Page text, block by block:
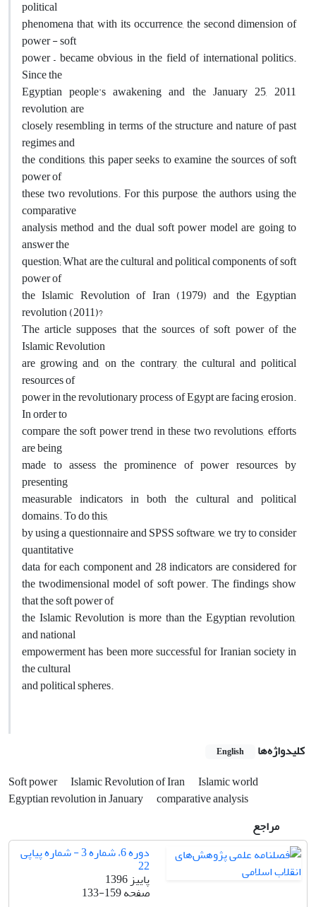
political
phenomena that, with its occurrence, the second dimension of
power - soft
power – became obvious in the field of international politics.
Since the
Egyptian people's awakening and the January 25, 2011
revolution, are
closely resembling in terms of the structure and nature of past
regimes and
the conditions, this paper seeks to examine the sources of soft
power of
these two revolutions. For this purpose, the authors using the
comparative
analysis method and the dual soft power model are going to
answer the
question; What are the cultural and political components of soft
power of
the Islamic Revolution of Iran (1979) and the Egyptian
revolution (2011)?
The article supposes that the sources of soft power of the
Islamic Revolution
are growing and, on the contrary, the cultural and political
resources of
power in the revolutionary process of Egypt are facing erosion.
In order to
compare the soft power trend in these two revolutions, efforts
are being
made to assess the prominence of power resources by
presenting
measurable indicators in both the cultural and political
domains. To do this,
by using a questionnaire and SPSS software, we try to consider
quantitative
data for each component and 28 indicators are considered for
the twodimensional model of soft power. The findings show
that the soft power of
the Islamic Revolution is more than the Egyptian revolution,
and national
empowerment has been more successful for Iranian society in
the cultural
and political spheres.
کلیدواژه‌ها English
Soft power Islamic Revolution of Iran
Islamic world
Egyptian revolution in January
comparative analysis
مراجع
دوره 6، شماره 3 - شماره پیاپی
22
پاییز 1396
صفحه133-159